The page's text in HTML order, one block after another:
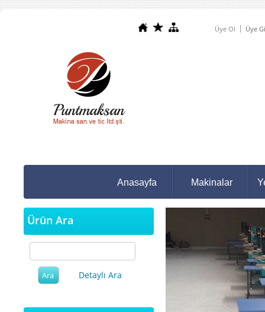
Üye Ol Üye
Anasayfa Makinalar
Ürün Ara
Detaylı Ara